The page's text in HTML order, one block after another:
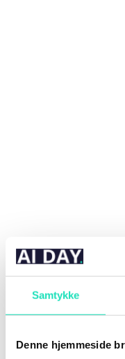
Samtykke
Denne hjemmeside